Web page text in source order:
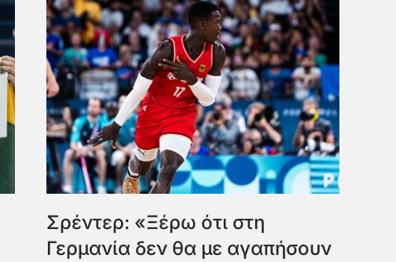
Σρέντερ: «Ξέρω ότι στη
Γερμανία δεν θα με αγαπήσουν